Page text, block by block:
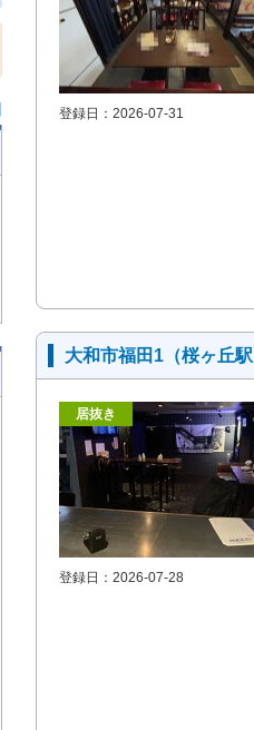
登録日：2026-07-31
大和市福田1（桜ヶ丘
居抜き
登録日：2026-07-28